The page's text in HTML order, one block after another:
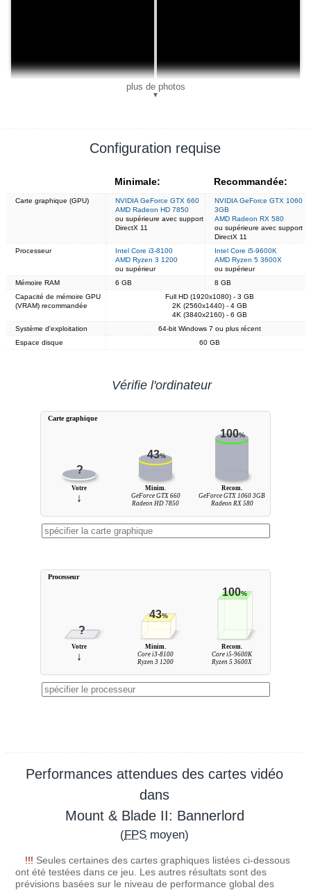
plus de photos
▼
Configuration requise
Minimale: Recommandée:
Carte graphique (GPU)
NVIDIA GeForce GTX 660
AMD Radeon HD 7850
ou supérieure avec support
DirectX 11
NVIDIA GeForce GTX 1060
3GB
AMD Radeon RX 580
ou supérieure avec support
DirectX 11
Processeur
Intel Core i3-8100
AMD Ryzen 3 1200
ou supérieur
Intel Core i5-9600K
AMD Ryzen 5 3600X
ou supérieur
Mémoire RAM
6 GB
8 GB
Capacité de mémoire GPU
(VRAM) recommandée
Full HD (1920x1080) - 3 GB
2K (2560x1440) - 4 GB
4K (3840x2160) - 6 GB
Système d'exploitation
64-bit Windows 7 ou plus récent
Espace disque
60 GB
Vérifie l'ordinateur
?
43%
100%
Votre
↓
Minim.
GeForce GTX 660
Radeon HD 7850
Recom.
GeForce GTX 1060 3GB
Radeon RX 580
Carte graphique
?
43%
100%
Votre
↓
Minim.
Core i3-8100
Ryzen 3 1200
Recom.
Core i5-9600K
Ryzen 5 3600X
Processeur
Performances attendues des cartes vidéo
dans
Mount & Blade II: Bannerlord
(FPS moyen)
!!! Seules certaines des cartes graphiques listées ci-dessous
ont été testées dans ce jeu. Les autres résultats sont des
prévisions basées sur le niveau de performance global des